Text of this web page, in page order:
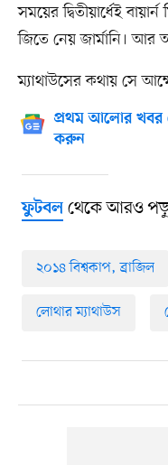
সময়ের দ্বিতীয়ার্ধেই
জিতে নেয় জার্মানি। আর
ম্যাথাউসের কথায় সে
প্রথম আলোর খবর
করুন
ফুটবলথেকে আরও
২০১৪ বিশ্বকাপ, ব্রাজিল
লোথার ম্যাথাউস